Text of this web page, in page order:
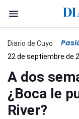
Diario de Cuyo
22 de septiembre de
A dos
¿Boca le
River?